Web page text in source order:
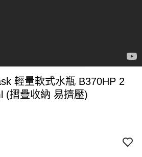
輕量軟式水瓶 B370HP 2
(摺疊收納 易擠壓)